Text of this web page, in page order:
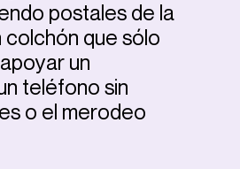
postales de la
colchón que sólo
un
teléfono sin
o el merodeo